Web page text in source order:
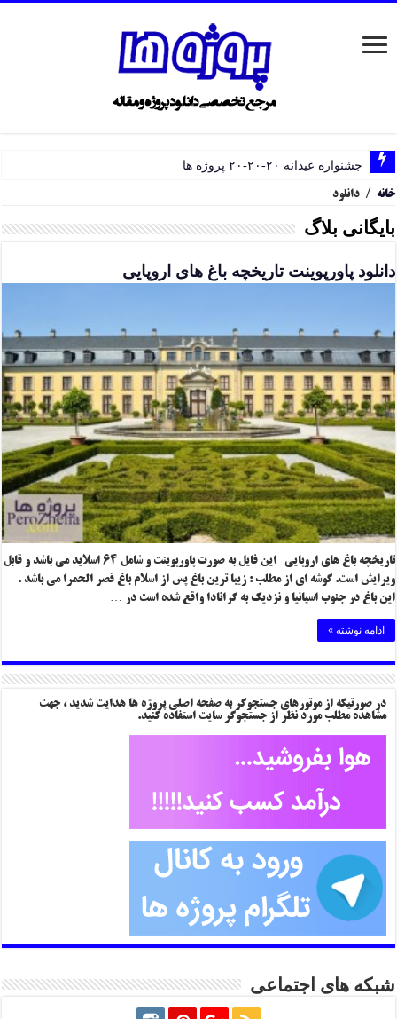
جشنواره عیدانه ۲۰-۲۰-۲۰ پروژه ها
خانه / دانلود
بایگانی بلاگ
دانلود پاورپوینت تاریخچه باغ های اروپایی
تاریخچه باغ های اروپایی این فایل به صورت پاورپوینت و شامل ۶۴ اسلاید می باشد و قابل
ویرایش است. گوشه ای از مطلب : زیبا ترین باغ پس از اسلام باغ قصر الحمرا می باشد .
این باغ در جنوب اسپانیا و نزدیک به گرانادا واقع شده است در …
ادامه نوشته »
در صورتیکه از موتورهای جستجوگر به صفحه اصلی پروژه ها هدایت شدید ، جهت
مشاهده مطلب مورد نظر از جستجوگر سایت استفاده کنید.
شبکه های اجتماعی